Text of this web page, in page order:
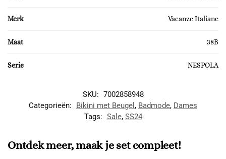
Merk Vacanze Italiane
Maat 38B
Serie NESPOLA
SKU: 7002858948
Categorieën:
Bikini met Beugel , Badmode, Dames
Tags: Sale, SS24
Ontdek meer, maak je set compleet!